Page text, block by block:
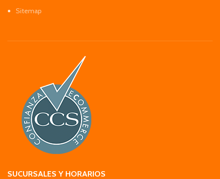
Sitemap
SUCURSALES Y HORARIOS